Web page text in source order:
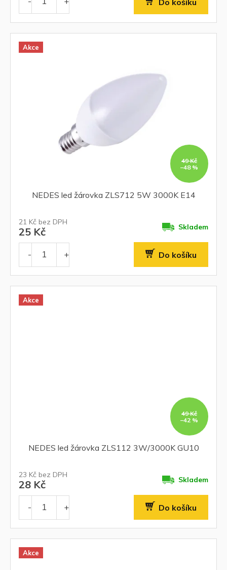
Akce
49 Kč
–48 %
NEDES led žárovka ZLS712 5W 3000K E14
21 Kč bez DPH
25 Kč Skladem
Do košíku
Akce
49 Kč
–42 %
NEDES led žárovka ZLS112 3W/3000K GU10
23 Kč bez DPH
28 Kč Skladem
Do košíku
Akce